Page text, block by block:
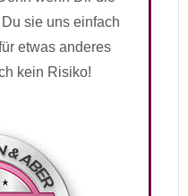
sie uns einfach
etwas anderes
kein Risiko!